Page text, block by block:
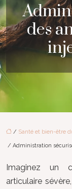
des
/ Santé et bien-être
/ Administration
Imaginez un
articulaire